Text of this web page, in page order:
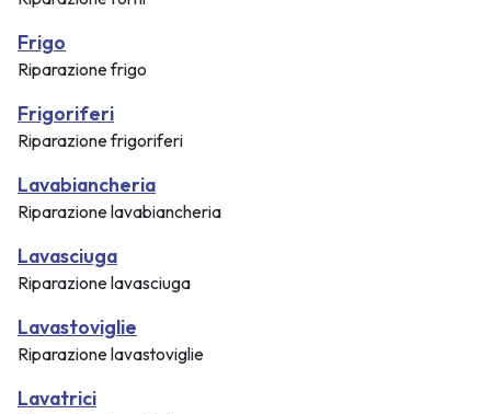
Frigo
Riparazione frigo
Frigoriferi
Riparazione frigoriferi
Lavabiancheria
Riparazione lavabiancheria
Lavasciuga
Riparazione lavasciuga
Lavastoviglie
Riparazione lavastoviglie
Lavatrici